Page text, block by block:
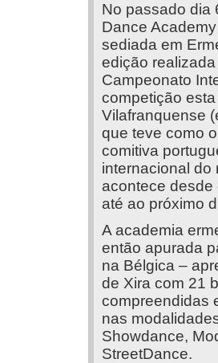
No passado dia
Dance
sediada em
edição
Campeonato
competição
Vilafranquense
que teve como
comitiva
internacional do
acontece desde
até ao próximo
A academia
então apurada
na Bélgica –
de Xira com 21
compreendidas
nas
Showdance,
StreetDance.